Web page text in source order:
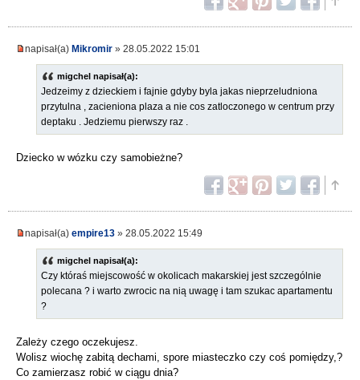
napisał(a) Mikromir » 28.05.2022 15:01
migchel napisał(a):
Jedzeimy z dzieckiem i fajnie gdyby byla jakas nieprzeludniona
przytulna , zacieniona plaza a nie cos zatloczonego w centrum przy
deptaku . Jedziemu pierwszy raz .
Dziecko w wózku czy samobieżne?
napisał(a) empire13 » 28.05.2022 15:49
migchel napisał(a):
Czy któraś miejscowość w okolicach makarskiej jest szczególnie
polecana ? i warto zwrocic na nią uwagę i tam szukac apartamentu
?
Zależy czego oczekujesz.
Wolisz wiochę zabitą dechami, spore miasteczko czy coś pomiędzy,?
Co zamierzasz robić w ciągu dnia?